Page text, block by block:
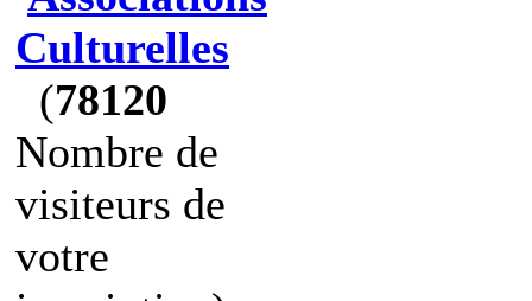
Culturelles
(78120
Nombre de
visiteurs de
votre